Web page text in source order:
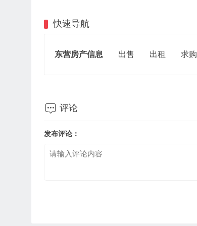
快速导航
东营房产信息 出售 出租 求购
 评论
发布评论：